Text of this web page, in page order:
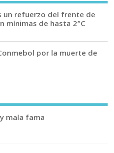
un refuerzo del frente de
mínimas de hasta 2°C
por la muerte de
mala fama